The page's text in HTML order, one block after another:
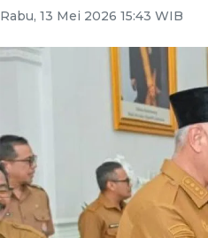
Rabu, 13 Mei 2026 15:43 WIB